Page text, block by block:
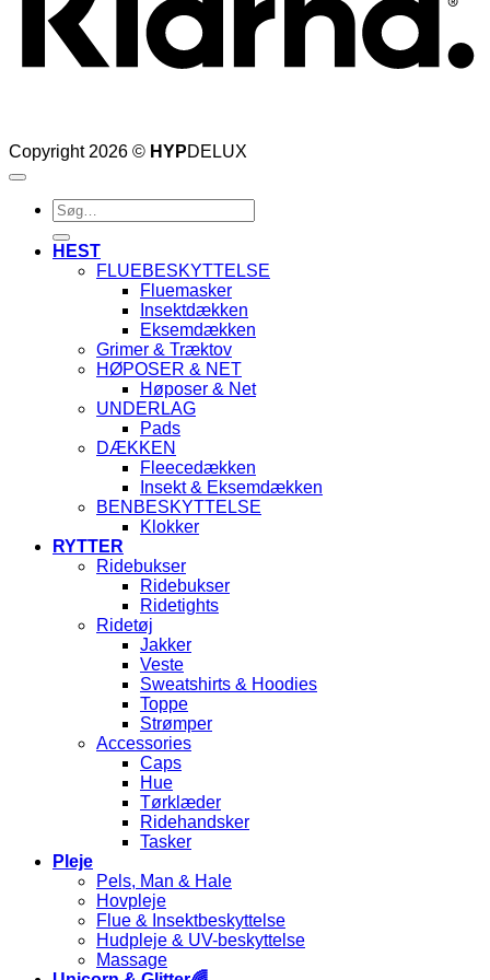
Copyright 2026 © HYPDELUX
Søg
efter:
HEST
FLUEBESKYTTELSE
Fluemasker
Insektdækken
Eksemdækken
Grimer & Træktov
HØPOSER & NET
Høposer & Net
UNDERLAG
Pads
DÆKKEN
Fleecedækken
Insekt & Eksemdækken
BENBESKYTTELSE
Klokker
RYTTER
Ridebukser
Ridebukser
Ridetights
Ridetøj
Jakker
Veste
Sweatshirts & Hoodies
Toppe
Strømper
Accessories
Caps
Hue
Tørklæder
Ridehandsker
Tasker
Pleje
Pels, Man & Hale
Hovpleje
Flue & Insektbeskyttelse
Hudpleje & UV-beskyttelse
Massage